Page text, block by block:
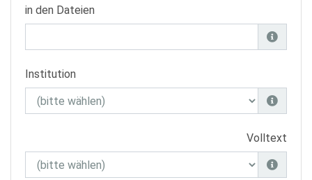
in den Dateien
Institution
Volltext